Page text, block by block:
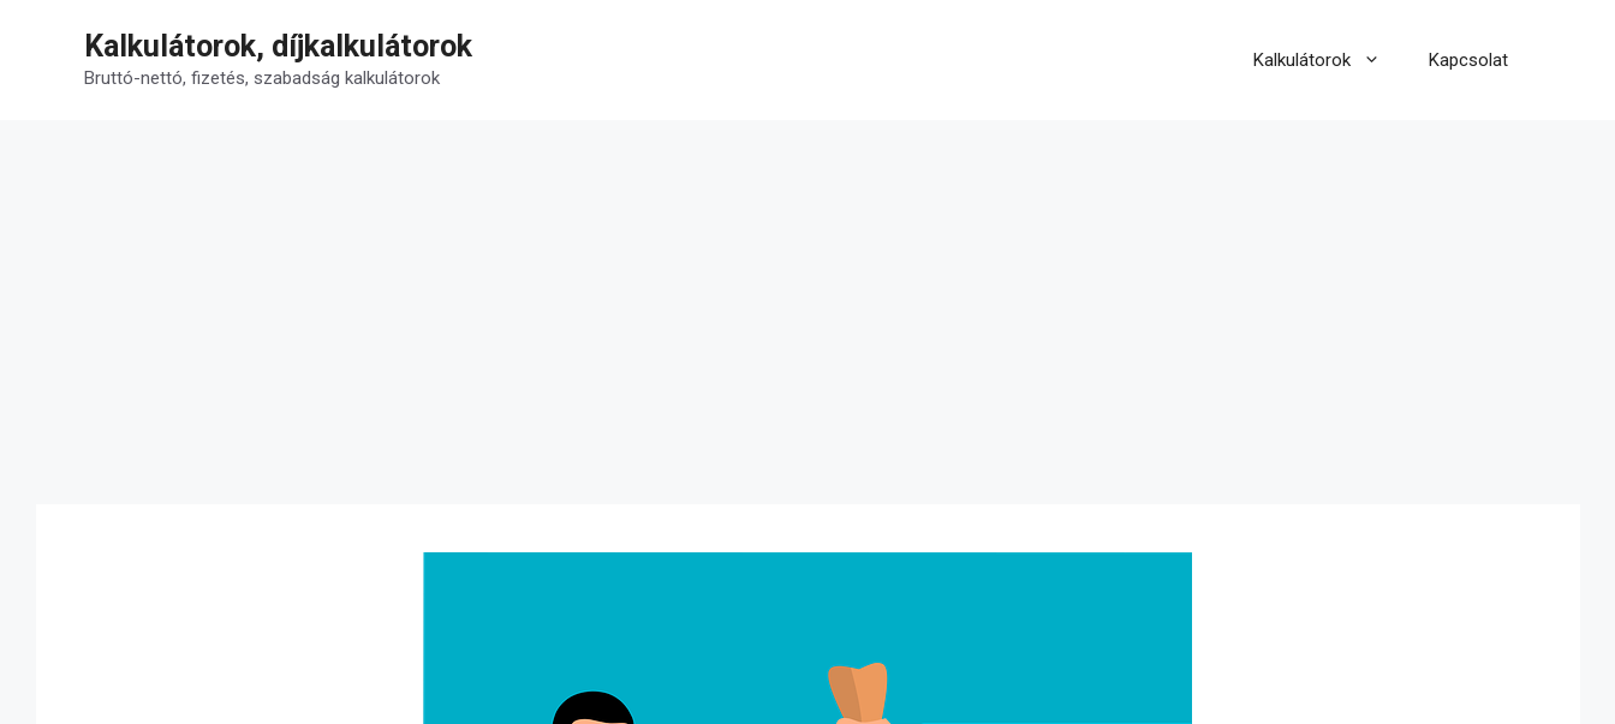
tartalomba
Kalkulátorok, díjkalkulátorok
Bruttó-nettó, fizetés, szabadság kalkulátorok
Kalkulátorok Kapcsolat